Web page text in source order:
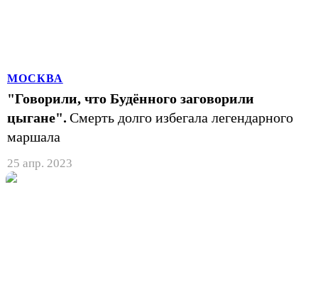
МОСКВА
"Говорили, что Будённого заговорили
цыгане". Смерть долго избегала легендарного
маршала
25 апр. 2023